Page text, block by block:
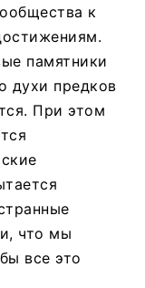
к
памятники
духи предков
При этом
что мы
все это